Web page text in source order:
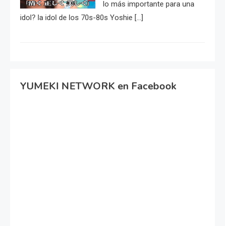
lo más importante para una
idol? la idol de los 70s-80s Yoshie […]
YUMEKI NETWORK en Facebook